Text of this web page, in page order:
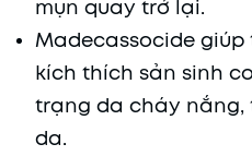
mụn quay trở lại.
Madecassocide giúp
kích thích sản sinh
trạng da cháy
da.